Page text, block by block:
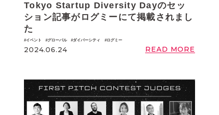
Tokyo Startup Diversity Dayのセッ
ション記事がログミーにて掲載されまし
た
イベント グローバル ダイバーシティ ログミー
2024.06.24 READ MORE